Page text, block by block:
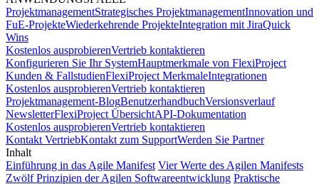
ProjektmanagementStrategisches ProjektmanagementInnovation und
FuE-ProjekteWiederkehrende ProjekteIntegration mit JiraQuick
Wins
Kostenlos ausprobierenVertrieb kontaktieren
Konfigurieren Sie Ihr SystemHauptmerkmale von FlexiProject
Kunden & FallstudienFlexiProject MerkmaleIntegrationen
Kostenlos ausprobierenVertrieb kontaktieren
Projektmanagement-BlogBenutzerhandbuchVersionsverlauf
NewsletterFlexiProject ÜbersichtAPI-Dokumentation
Kostenlos ausprobierenVertrieb kontaktieren
Kontakt VertriebKontakt zum SupportWerden Sie Partner
Inhalt
Einführung in das Agile Manifest Vier Werte des Agilen Manifests
Zwölf Prinzipien der Agilen Softwareentwicklung Praktische